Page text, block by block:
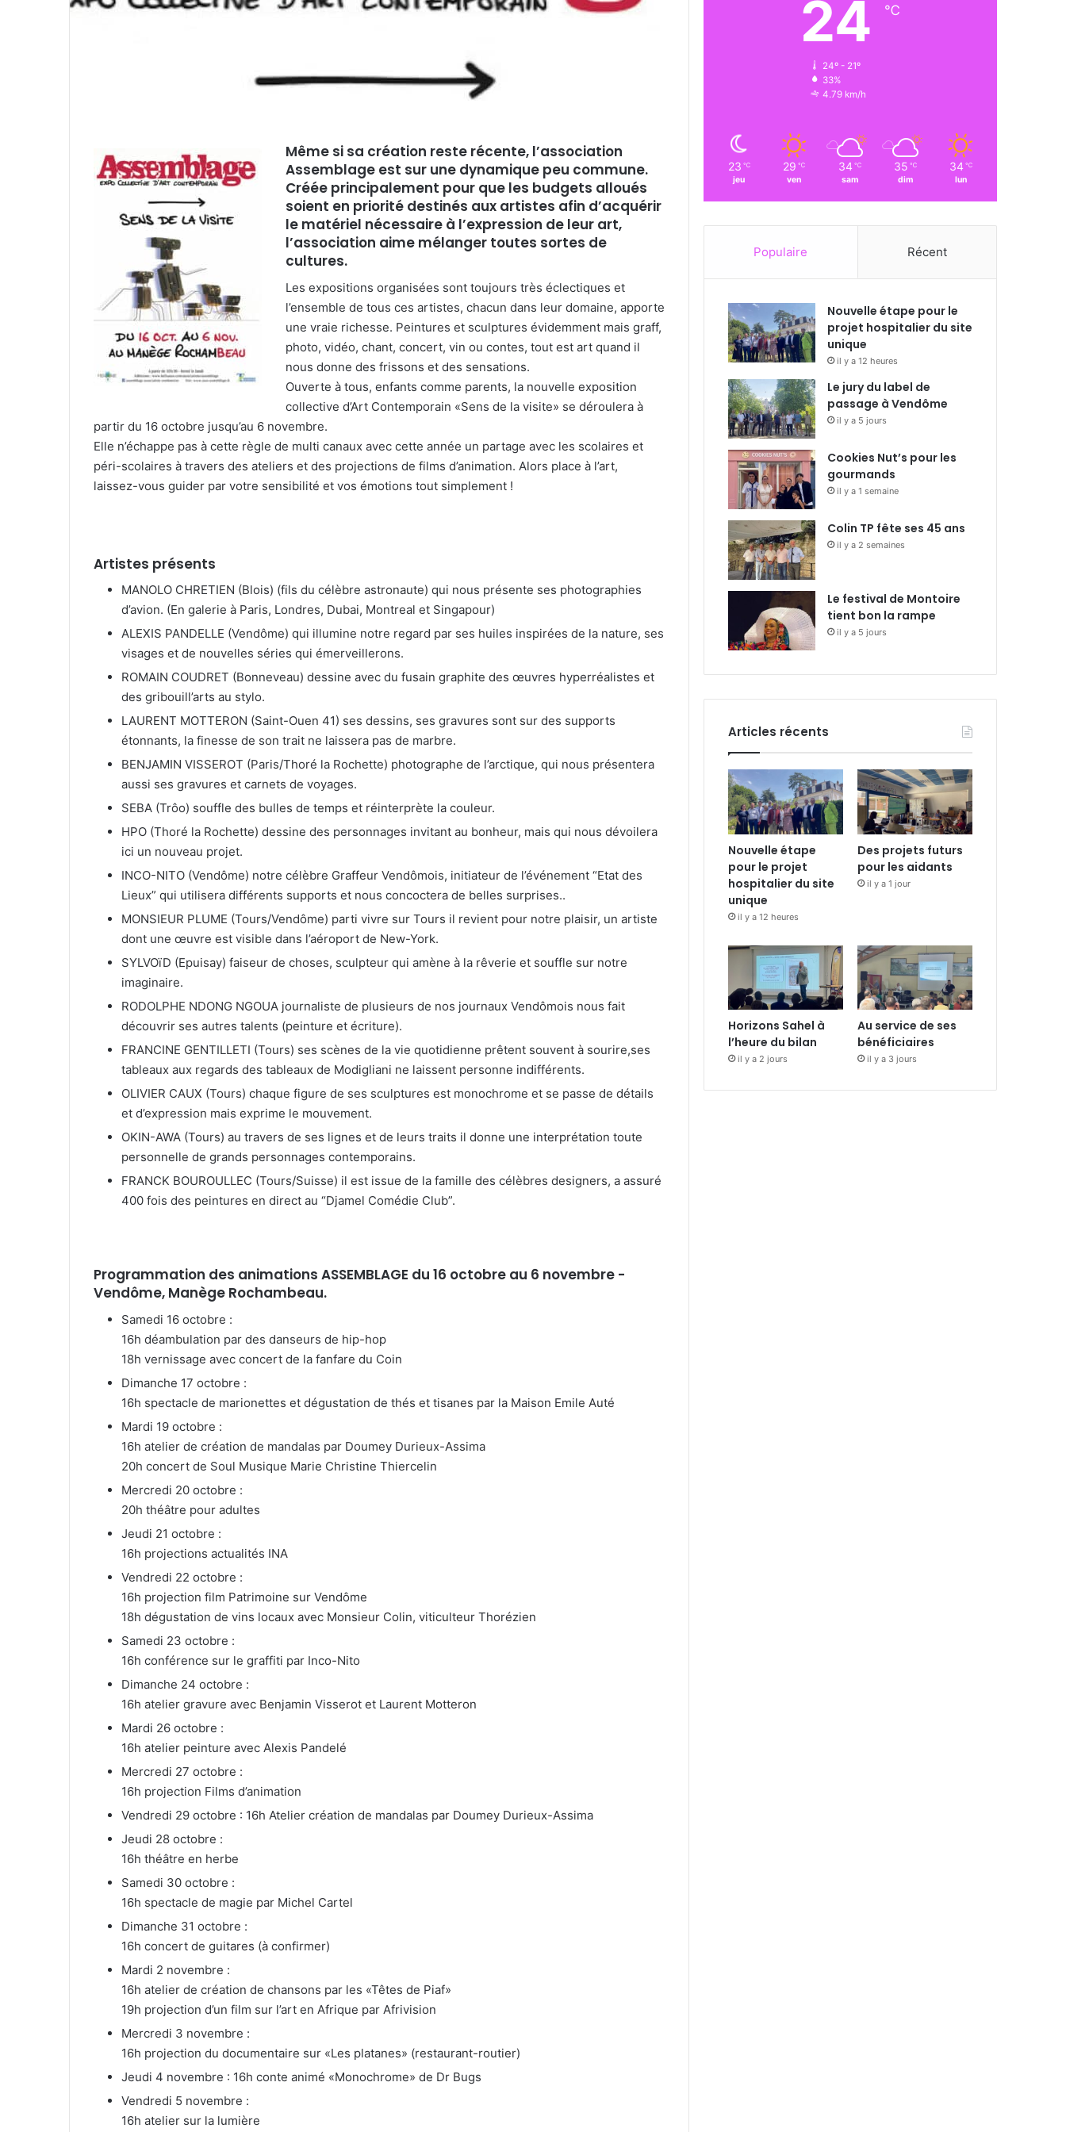
r
Même si sa création reste récente, l’association
Assemblage est sur une dynamique peu commune.
Créée principalement pour que les budgets alloués
soient en priorité destinés aux artistes afin d’acquérir
le matériel nécessaire à l’expression de leur art,
l’association aime mélanger toutes sortes de
cultures.
Les expositions organisées sont toujours très éclectiques et
l’ensemble de tous ces artistes, chacun dans leur domaine, apporte
une vraie richesse. Peintures et sculptures évidemment mais graff,
photo, vidéo, chant, concert, vin ou contes, tout est art quand il
nous donne des frissons et des sensations.
Ouverte à tous, enfants comme parents, la nouvelle exposition
collective d’Art Contemporain «Sens de la visite» se déroulera à
partir du 16 octobre jusqu’au 6 novembre.
Elle n’échappe pas à cette règle de multi canaux avec cette année un partage avec les scolaires et
péri-scolaires à travers des ateliers et des projections de films d’animation. Alors place à l’art,
laissez-vous guider par votre sensibilité et vos émotions tout simplement !
Artistes présents
MANOLO CHRETIEN (Blois) (fils du célèbre astronaute) qui nous présente ses photographies
d’avion. (En galerie à Paris, Londres, Dubai, Montreal et Singapour)
ALEXIS PANDELLE (Vendôme) qui illumine notre regard par ses huiles inspirées de la nature, ses
visages et de nouvelles séries qui émerveillerons.
ROMAIN COUDRET (Bonneveau) dessine avec du fusain graphite des œuvres hyperréalistes et
des gribouill’arts au stylo.
LAURENT MOTTERON (Saint-Ouen 41) ses dessins, ses gravures sont sur des supports
étonnants, la finesse de son trait ne laissera pas de marbre.
BENJAMIN VISSEROT (Paris/Thoré la Rochette) photographe de l’arctique, qui nous présentera
aussi ses gravures et carnets de voyages.
SEBA (Trôo) souffle des bulles de temps et réinterprète la couleur.
HPO (Thoré la Rochette) dessine des personnages invitant au bonheur, mais qui nous dévoilera
ici un nouveau projet.
INCO-NITO (Vendôme) notre célèbre Graffeur Vendômois, initiateur de l’événement “Etat des
Lieux” qui utilisera différents supports et nous concoctera de belles surprises..
MONSIEUR PLUME (Tours/Vendôme) parti vivre sur Tours il revient pour notre plaisir, un artiste
dont une œuvre est visible dans l’aéroport de New-York.
SYLVOïD (Epuisay) faiseur de choses, sculpteur qui amène à la rêverie et souffle sur notre
imaginaire.
RODOLPHE NDONG NGOUA journaliste de plusieurs de nos journaux Vendômois nous fait
découvrir ses autres talents (peinture et écriture).
FRANCINE GENTILLETI (Tours) ses scènes de la vie quotidienne prêtent souvent à sourire,ses
tableaux aux regards des tableaux de Modigliani ne laissent personne indifférents.
OLIVIER CAUX (Tours) chaque figure de ses sculptures est monochrome et se passe de détails
et d’expression mais exprime le mouvement.
OKIN-AWA (Tours) au travers de ses lignes et de leurs traits il donne une interprétation toute
personnelle de grands personnages contemporains.
FRANCK BOUROULLEC (Tours/Suisse) il est issue de la famille des célèbres designers, a assuré
400 fois des peintures en direct au “Djamel Comédie Club”.
Programmation des animations ASSEMBLAGE du 16 octobre au 6 novembre -
Vendôme, Manège Rochambeau.
Samedi 16 octobre :
16h déambulation par des danseurs de hip-hop
18h vernissage avec concert de la fanfare du Coin
Dimanche 17 octobre :
16h spectacle de marionettes et dégustation de thés et tisanes par la Maison Emile Auté
Mardi 19 octobre :
16h atelier de création de mandalas par Doumey Durieux-Assima
20h concert de Soul Musique Marie Christine Thiercelin
Mercredi 20 octobre :
20h théâtre pour adultes
Jeudi 21 octobre :
16h projections actualités INA
Vendredi 22 octobre :
16h projection film Patrimoine sur Vendôme
18h dégustation de vins locaux avec Monsieur Colin, viticulteur Thorézien
Samedi 23 octobre :
16h conférence sur le graffiti par Inco-Nito
Dimanche 24 octobre :
16h atelier gravure avec Benjamin Visserot et Laurent Motteron
Mardi 26 octobre :
16h atelier peinture avec Alexis Pandelé
Mercredi 27 octobre :
16h projection Films d’animation
Vendredi 29 octobre : 16h Atelier création de mandalas par Doumey Durieux-Assima
Jeudi 28 octobre :
16h théâtre en herbe
Samedi 30 octobre :
16h spectacle de magie par Michel Cartel
Dimanche 31 octobre :
16h concert de guitares (à confirmer)
Mardi 2 novembre :
16h atelier de création de chansons par les «Têtes de Piaf»
19h projection d’un film sur l’art en Afrique par Afrivision
Mercredi 3 novembre :
16h projection du documentaire sur «Les platanes» (restaurant-routier)
Jeudi 4 novembre : 16h conte animé «Monochrome» de Dr Bugs
Vendredi 5 novembre :
16h atelier sur la lumière
24 ℃
24º - 21º
33%
4.79 km/h
23 ℃
jeu
29 ℃
ven
34 ℃
sam
35 ℃
dim
34 ℃
lun
Populaire Récent
Nouvelle étape pour le
projet hospitalier du site
unique
il y a 12 heures
Le jury du label de
passage à Vendôme
il y a 5 jours
Cookies Nut’s pour les
gourmands
il y a 1 semaine
Colin TP fête ses 45 ans
il y a 2 semaines
Le festival de Montoire
tient bon la rampe
il y a 5 jours
Articles récents
Nouvelle étape
pour le projet
hospitalier du site
unique
il y a 12 heures
Des projets futurs
pour les aidants
il y a 1 jour
Horizons Sahel à
l’heure du bilan
il y a 2 jours
Au service de ses
bénéficiaires
il y a 3 jours